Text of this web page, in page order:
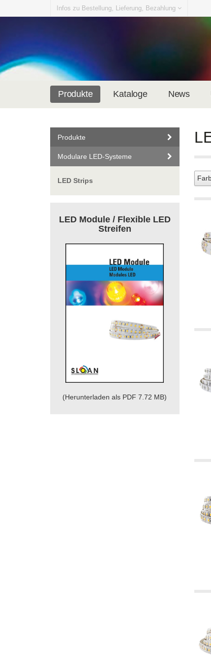
Infos zu Bestellung, Lieferung, Bezahlung
Produkte Kataloge News
Produkte
Modulare LED-Systeme
LED Strips
LED Module / Flexible LED
Streifen
(Herunterladen als PDF 7.72 MB)